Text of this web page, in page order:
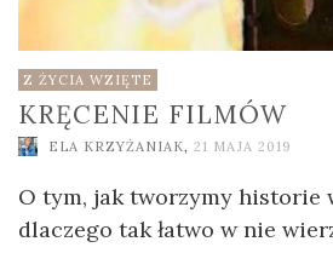
Z ŻYCIA WZIĘTE
KRĘCENIE FILMÓW
ELA KRZYŻANIAK, 21 MAJA 2019
O tym, jak tworzymy historie
dlaczego tak łatwo w nie